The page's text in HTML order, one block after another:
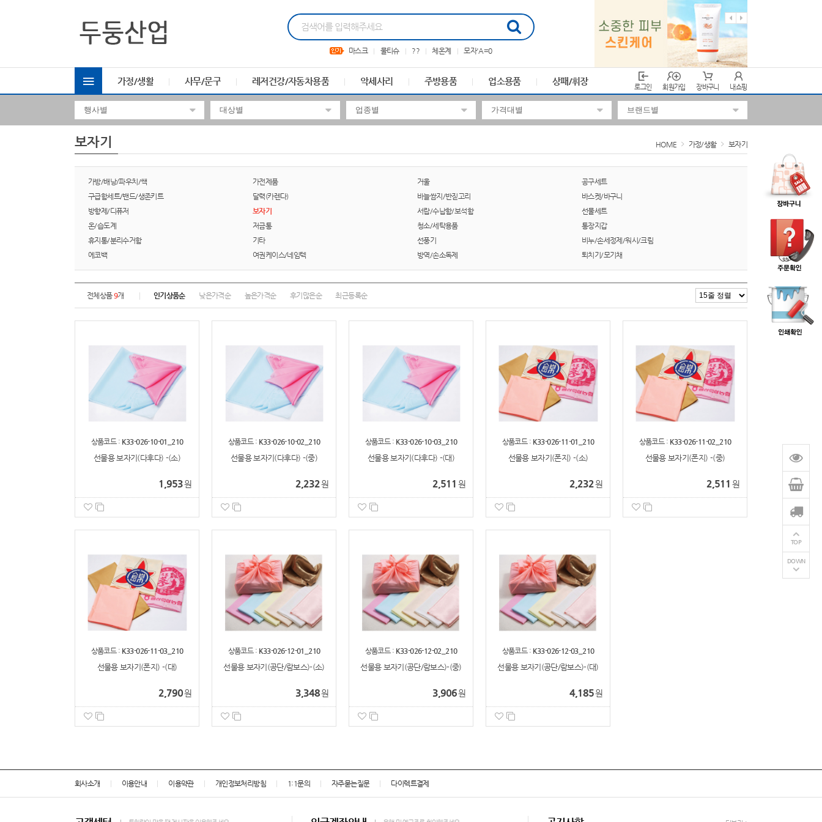
마스크 물티슈 ?? 체온계 모자'A=0
가정/생활 사무/문구 레저건강/자동차용품 악세사리 주방용품 업소용품 상패/휘장
로그인 회원가입 장바구니 내쇼핑
TOP
DOWN
보자기 HOME 가정/생활 보자기
가방/배낭/파우치/쌕 가전제품 거울
공구세트
구급함세트/밴드/생존키트
달력(카렌다) 바늘쌈지/반짇고리
바스켓/바구니
방향제/디퓨저
보자기 서랍/수납함/보석함
선물세트
온/습도계
저금통 청소/세탁용품
통장지갑
휴지통/분리수거함
기타 선풍기
비누/손세정제/워시/크림
에코백
여권케이스/네임텍 방역/손소독제 퇴치기/모기채
전체상품9개 인기상품순 낮은가격순 높은가격순 후기많은순 최근등록순
상품코드 : K33-026-10-01_210
선물용 보자기(다후다) -(소)
1,953원
상품코드 : K33-026-10-02_210
선물용 보자기(다후다) -(중)
2,232원
상품코드 : K33-026-10-03_210
선물용 보자기(다후다) -(대)
2,511 원
상품코드 : K33-026-11-01_210
선물용 보자기(폰지) -(소)
2,232원
상품코드 : K33-026-11-02_210
선물용 보자기(폰지) -(중)
2,511 원
상품코드 : K33-026-11-03_210
선물용 보자기(폰지) -(대)
2,790원
상품코드 : K33-026-12-01_210
선물용 보자기(공단/람보스)-(소)
3,348원
상품코드 : K33-026-12-02_210
선물용 보자기(공단/람보스)-(중)
3,906원
상품코드 : K33-026-12-03_210
선물용 보자기(공단/람보스)-(대)
4,185원
회사소개 이용안내 이용약관 개인정보처리방침 1:1문의 자주묻는질문 다이렉트결제